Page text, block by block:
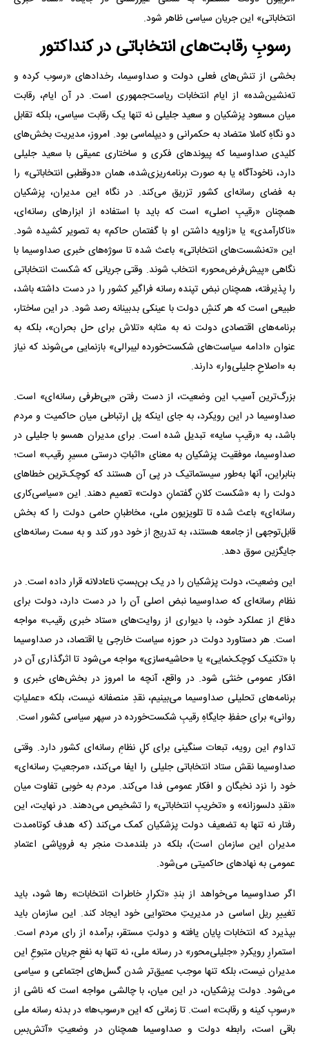
انتخاباتی» این جریان سیاسی ظاهر شود.
‌ رسوبِ رقابت‌های انتخاباتی در کنداکتور
بخشی از تنش‌های فعلی دولت و صداوسیما، رخدادهای «رسوب کرده و
ته‌نشین‌شده» از ایام انتخابات ریاست‌جمهوری است. در آن ایام، رقابت
میان مسعود پزشکیان و سعید جلیلی نه تنها یک رقابت سیاسی، بلکه تقابل
دو نگاهِ کاملا متضاد به حکمرانی و دیپلماسی بود. امروز، مدیریت بخش‌های
کلیدی صداوسیما که پیوندهای فکری و ساختاری عمیقی با سعید جلیلی
دارد، ناخودآگاه یا به صورت برنامه‌ریزی‌شده، همان «دوقطبی انتخاباتی» را
به فضای رسانه‌ای کشور تزریق می‌کند. در نگاه این مدیران، پزشکیان
همچنان «رقیبِ اصلی» است که باید با استفاده از ابزارهای رسانه‌ای،
«ناکارآمدی» یا «زاویه داشتن او با گفتمان حاکم» به تصویر کشیده شود.
این «ته‌نشست‌های انتخاباتی» باعث شده تا سوژه‌های خبری صداوسیما با
نگاهی «پیش‌فرض‌محور» انتخاب شوند. وقتی جریانی که شکست انتخاباتی
را پذیرفته، همچنان نبض تپنده رسانه فراگیر کشور را در دست داشته باشد،
طبیعی است که هر کنشِ دولت با عینکی بدبینانه رصد شود. در این ساختار،
برنامه‌های اقتصادی دولت نه به مثابه «تلاش برای حل بحران»، بلکه به
عنوان «ادامه سیاست‌های شکست‌خورده لیبرالی» بازنمایی می‌شوند که نیاز
به «اصلاحِ جلیلی‌وار» دارند.
بزرگ‌ترین آسیب این وضعیت، از دست رفتن «بی‌طرفی رسانه‌ای» است.
صداوسیما در این رویکرد، به جای اینکه پل ارتباطی میان حاکمیت و مردم
باشد، به «رقیبِ سایه» تبدیل شده است. برای مدیران همسو با جلیلی در
صداوسیما، موفقیت پزشکیان به معنای «اثباتِ درستی مسیرِ رقیب» است؛
بنابراین، آنها به‌طور سیستماتیک در پی آن هستند که کوچک‌ترین خطاهای
دولت را به «شکست کلانِ گفتمانِ دولت» تعمیم دهند. این «سیاسی‌کاری
رسانه‌ای» باعث شده تا تلویزیون ملی، مخاطبانِ حامی دولت را که بخش
قابل‌توجهی از جامعه هستند، به تدریج از خود دور کند و به سمت رسانه‌های
جایگزین سوق دهد.
این وضعیت، دولت پزشکیان را در یک بن‌بستِ ناعادلانه قرار داده است. در
نظام رسانه‌ای که صداوسیما نبض اصلی آن را در دست دارد، دولت برای
دفاع از عملکرد خود، با دیواری از روایت‌های «ستاد خبری رقیب» مواجه
است. هر دستاورد دولت در حوزه سیاست خارجی یا اقتصاد، در صداوسیما
با «تکنیک کوچک‌نمایی» یا «حاشیه‌سازی» مواجه می‌شود تا اثرگذاری آن در
افکار عمومی خنثی شود. در واقع، آنچه ما امروز در بخش‌های خبری و
برنامه‌های تحلیلی صداوسیما می‌بینیم، نقدِ منصفانه نیست، بلکه «عملیاتِ
روانی» برای حفظِ جایگاهِ رقیبِ شکست‌خورده در سپهر سیاسی کشور است.
تداوم این رویه، تبعات سنگینی برای کلِ نظامِ رسانه‌ای کشور دارد. وقتی
صداوسیما نقش ستاد انتخاباتی جلیلی را ایفا می‌کند، «مرجعیتِ رسانه‌ای»
خود را نزد نخبگان و افکار عمومی فدا می‌کند. مردم به خوبی تفاوت میان
«نقدِ دلسوزانه» و «تخریبِ انتخاباتی» را تشخیص می‌دهند. در نهایت، این
رفتار نه تنها به تضعیف دولت پزشکیان کمک می‌کند (که هدف کوتاه‌مدت
مدیران این سازمان است)، بلکه در بلندمدت منجر به فروپاشی اعتمادِ
عمومی به نهادهای حاکمیتی می‌شود.
اگر صداوسیما می‌خواهد از بندِ «تکرارِ خاطرات انتخابات» رها شود، باید
تغییرِ ریل اساسی در مدیریتِ محتوایی خود ایجاد کند. این سازمان باید
بپذیرد که انتخابات پایان یافته و دولتِ مستقر، برآمده از رای مردم است.
استمرارِ رویکردِ «جلیلی‌محور» در رسانه ملی، نه تنها به نفعِ جریان متبوعِ این
مدیران نیست، بلکه تنها موجب عمیق‌تر شدن گسل‌های اجتماعی و سیاسی
می‌شود. دولت پزشکیان، در این میان، با چالشی مواجه است که ناشی از
«رسوبِ کینه و رقابت» است. تا زمانی که این «رسوب‌ها» در بدنه رسانه ملی
باقی است، رابطه دولت و صداوسیما همچنان در وضعیتِ «آتش‌بسِ